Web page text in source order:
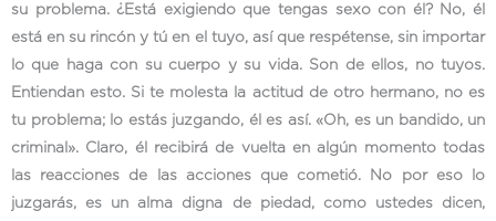
su problema. ¿Está exigiendo que tengas sexo con él? No, él
está en su rincón y tú en el tuyo, así que respétense, sin importar
lo que haga con su cuerpo y su vida. Son de ellos, no tuyos.
Entiendan esto. Si te molesta la actitud de otro hermano, no es
tu problema; lo estás juzgando, él es así. «Oh, es un bandido, un
criminal». Claro, él recibirá de vuelta en algún momento todas
las reacciones de las acciones que cometió. No por eso lo
juzgarás, es un alma digna de piedad, como ustedes dicen,